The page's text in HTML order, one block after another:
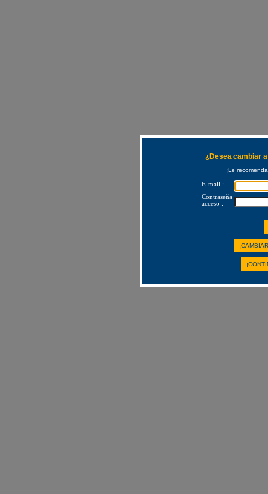
¿Desea cambiar
¡Le
E-mail :
Contraseña
acceso :